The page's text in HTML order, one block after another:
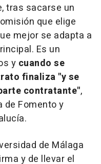
tras sacarse un
que elige
mejor se adapta a
Es un
y cuando se
finaliza "y se
contratante",
de Fomento y
de Málaga
y de llevar el